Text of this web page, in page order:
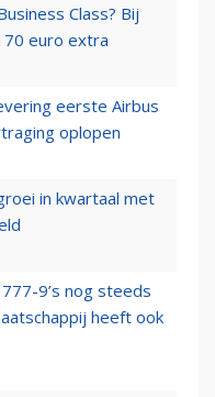
Class? Bij
euro extra
eerste Airbus
oplopen
in kwartaal met
9’s nog steeds
heeft ook